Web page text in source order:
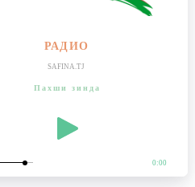
РАДИО
SAFINA.TJ
Пахши зинда
0:00